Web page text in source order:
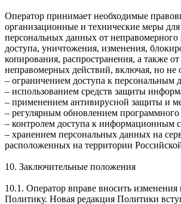
Оператор принимает необходимые
организационные и технические меры
персональных данных от неправомерного
доступа, уничтожения, изменения,
копирования, распространения, а также
неправомерных действий, включая, но не
– ограничением доступа к персональным
– использованием средств защиты
– применением антивирусной защиты и
– регулярным обновлением программного
– контролем доступа к информационным
– хранением персональных данных на
расположенных на территории
10. Заключительные положения
10.1. Оператор вправе вносить
Политику. Новая редакция Политики